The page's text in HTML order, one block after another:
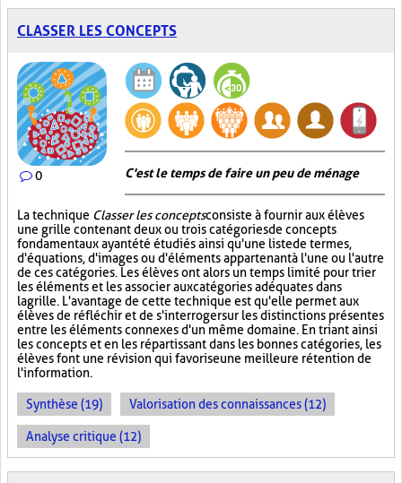
CLASSER LES CONCEPTS
0 C'est le temps de faire un peu de ménage
La technique Classer les conceptsconsiste à fournir aux élèves
une grille contenant deux ou trois catégories de concepts
fondamentaux ayant été étudiés ainsi qu'une liste de termes,
d'équations, d'images ou d'éléments appartenant à l'une ou l'autre
de ces catégories. Les élèves ont alors un temps limité pour trier
les éléments et les associer aux catégories adéquates dans
la grille. L'avantage de cette technique est qu'elle permet aux
élèves de réfléchir et de s'interroger sur les distinctions présentes
entre les éléments connexes d'un même domaine. En triant ainsi
les concepts et en les répartissant dans les bonnes catégories, les
élèves font une révision qui favorise une meilleure rétention de
l'information.
Synthèse (19) Valorisation des connaissances (12)
Analyse critique (12)